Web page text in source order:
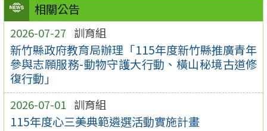
相關公告
2026-07-27 訓育組
新竹縣政府教育局辦理「115年度新竹縣推廣青年
參與志願服務-動物守護大行動、橫山秘境古道修
復行動」
2026-07-01 訓育組
115年度心三美典範遴選活動實施計畫